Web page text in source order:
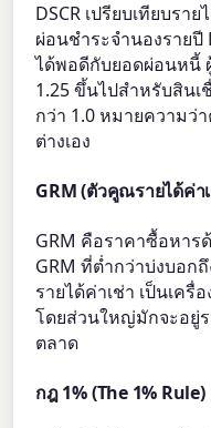
DSCR เปรียบเทียบรา
ผ่อนชำระจำนองรายปี
ได้พอดีกับยอดผ่อนหนี้
1.25 ขึ้นไปสำหรับสินเ
กว่า 1.0 หมายความว่
ต่างเอง
GRM (ตัวคูณรายได้ค่า
GRM คือราคาซื้อหาร
GRM ที่ต่ำกว่าบ่งบอก
รายได้ค่าเช่า เป็นเครื่
โดยส่วนใหญ่มักจะอยู่
ตลาด
กฎ 1% (The 1% Rule)